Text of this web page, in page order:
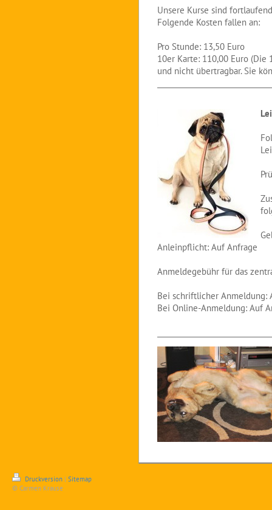
Unsere Kurse sind
Folgende Kosten fallen an:
Pro Stunde: 13,50 Euro
10er Karte: 110,00 Euro (Die
und nicht übertragbar. Sie
Anleinpflicht: Auf Anfrage
Anmeldegebühr für das
Bei schriftlicher Anmeldung:
Bei Online-Anmeldung: Auf
Druckversion | Sitemap
© Carmen Krause